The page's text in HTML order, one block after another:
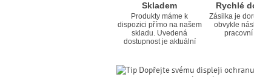
Skladem
Produkty máme k
dispozici přímo na našem
skladu. Uvedená
dostupnost je aktuální
Rychlé
Zásilka je
obvykle
pracovní
Dopřejte svému displeji